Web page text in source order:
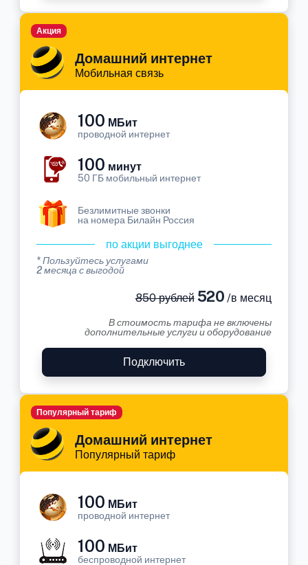
Домашний интернет
Мобильная связь
Акция
100 МБит
проводной интернет
100 минут
50 ГБ мобильный интернет
Безлимитные звонки
на номера Билайн Россия
по акции выгоднее
* Пользуйтесь услугами
2 месяца с выгодой
850 рублей520 /в месяц
В стоимость тарифа не включены
дополнительные услуги и оборудование
Подключить
Домашний интернет
Популярный тариф
Популярный тариф
100 МБит
проводной интернет
100 МБит
беспроводной интернет